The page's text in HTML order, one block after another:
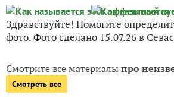
Здравствуйте! Помогите
фото. Фото сделано 15.07.26 в
Смотрите все материалыпро
Смотреть все